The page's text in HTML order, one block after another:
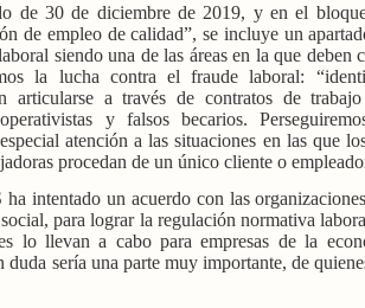
de 30 de diciembre de 2019, y en el
de empleo de calidad”, se incluye un
siendo una de las áreas en la que deben
la lucha contra el fraude laboral:
articularse a través de contratos de
y falsos becarios.
atención a las situaciones en las que
procedan de un único cliente o
intentado un acuerdo con las
para lograr la regulación normativa
lo llevan a cabo para empresas de la
duda sería una parte muy importante, de